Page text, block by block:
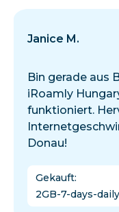
Janice M.
Bin gerade aus
iRoamly
funktioniert.
Donau!
Gekauft:
2GB-7-days-daily